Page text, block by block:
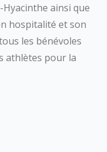
ainsi que
hospitalité et son
les bénévoles
athlètes pour la